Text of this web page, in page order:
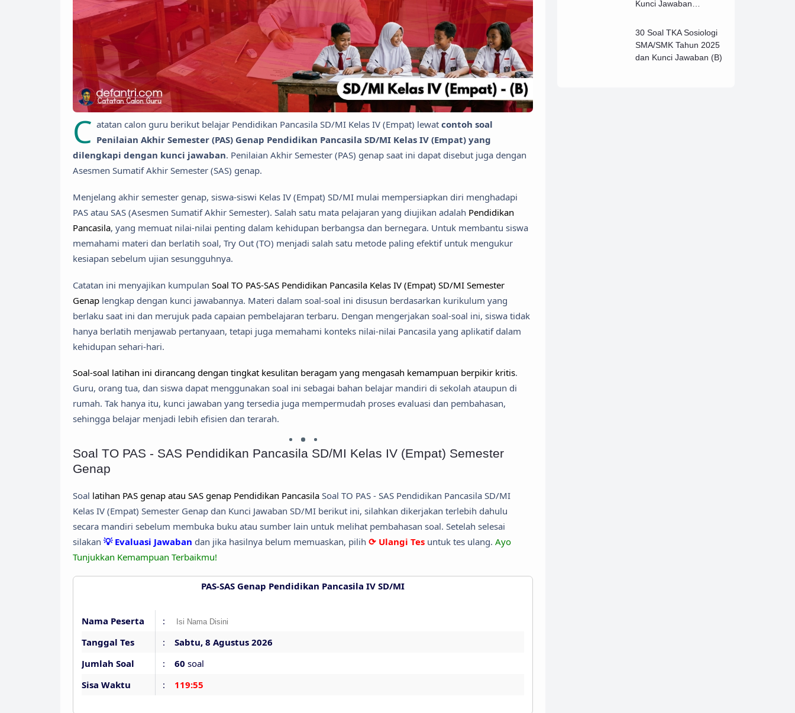
C atatan calon guru berikut belajar Pendidikan Pancasila SD/MI Kelas IV (Empat) lewat contoh soal
Penilaian Akhir Semester (PAS) Genap Pendidikan Pancasila SD/MI Kelas IV (Empat) yang
dilengkapi dengan kunci jawaban. Penilaian Akhir Semester (PAS) genap saat ini dapat disebut juga dengan
Asesmen Sumatif Akhir Semester (SAS) genap.
Menjelang akhir semester genap, siswa-siswi Kelas IV (Empat) SD/MI mulai mempersiapkan diri menghadapi
PAS atau SAS (Asesmen Sumatif Akhir Semester). Salah satu mata pelajaran yang diujikan adalah Pendidikan
Pancasila, yang memuat nilai-nilai penting dalam kehidupan berbangsa dan bernegara. Untuk membantu siswa
memahami materi dan berlatih soal, Try Out (TO) menjadi salah satu metode paling efektif untuk mengukur
kesiapan sebelum ujian sesungguhnya.
Catatan ini menyajikan kumpulan Soal TO PAS-SAS Pendidikan Pancasila Kelas IV (Empat) SD/MI Semester
Genap lengkap dengan kunci jawabannya. Materi dalam soal-soal ini disusun berdasarkan kurikulum yang
berlaku saat ini dan merujuk pada capaian pembelajaran terbaru. Dengan mengerjakan soal-soal ini, siswa tidak
hanya berlatih menjawab pertanyaan, tetapi juga memahami konteks nilai-nilai Pancasila yang aplikatif dalam
kehidupan sehari-hari.
Soal-soal latihan ini dirancang dengan tingkat kesulitan beragam yang mengasah kemampuan berpikir kritis.
Guru, orang tua, dan siswa dapat menggunakan soal ini sebagai bahan belajar mandiri di sekolah ataupun di
rumah. Tak hanya itu, kunci jawaban yang tersedia juga mempermudah proses evaluasi dan pembahasan,
sehingga belajar menjadi lebih efisien dan terarah.
Soal TO PAS - SAS Pendidikan Pancasila SD/MI Kelas IV (Empat) Semester
Genap
Soal latihan PAS genap atau SAS genap Pendidikan Pancasila Soal TO PAS - SAS Pendidikan Pancasila SD/MI
Kelas IV (Empat) Semester Genap dan Kunci Jawaban SD/MI berikut ini, silahkan dikerjakan terlebih dahulu
secara mandiri sebelum membuka buku atau sumber lain untuk melihat pembahasan soal. Setelah selesai
silakan 💡 Evaluasi Jawaban dan jika hasilnya belum memuaskan, pilih ⟳ Ulangi Tes untuk tes ulang. Ayo
Tunjukkan Kemampuan Terbaikmu!
PAS-SAS Genap Pendidikan Pancasila IV SD/MI
Nama Peserta
:
Tanggal Tes
: Sabtu, 8 Agustus 2026
Jumlah Soal
: 60 soal
Sisa Waktu
: 119:54
Kunci Jawaban
30 Soal TKA Sosiologi
SMA/SMK Tahun 2025
dan Kunci Jawaban (B)